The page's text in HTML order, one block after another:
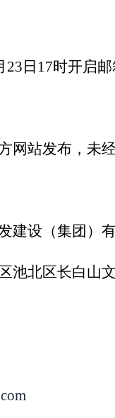
23 日 17时开启
网站发布，未
建设（集团）
池北区长白山